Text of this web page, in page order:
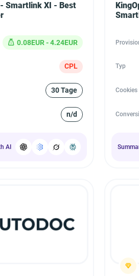
Smartlink XI - Best
0.08EUR - 4.24EUR
CPL
30 Tage
n/d
AI
Typ
Cookies